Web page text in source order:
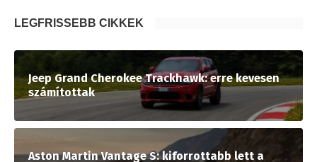
LEGFRISSEBB CIKKEK
Jeep Grand Cherokee Trackhawk: erre kevesen
számítottak
Aston Martin Vantage S: kiforrottabb lett a